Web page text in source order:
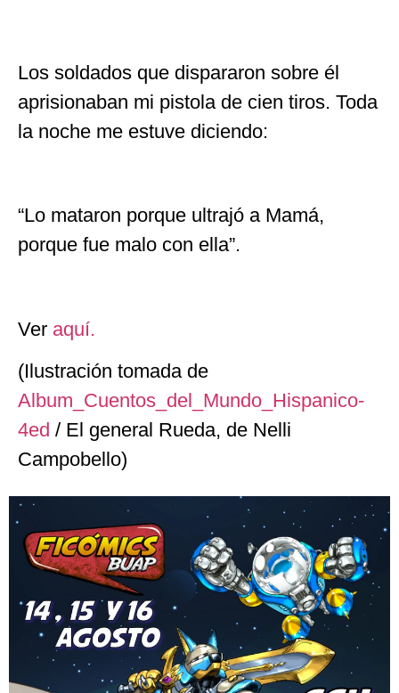
Los soldados que dispararon sobre él
aprisionaban mi pistola de cien tiros. Toda
la noche me estuve diciendo:
“Lo mataron porque ultrajó a Mamá,
porque fue malo con ella”.
Ver aquí.
(Ilustración tomada de
Album_Cuentos_del_Mundo_Hispanico-
4ed / El general Rueda, de Nelli
Campobello)